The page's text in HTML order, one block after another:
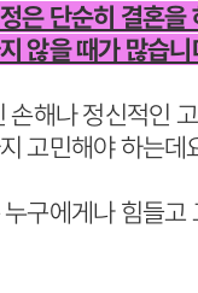
은 단순히 결혼을
않을 때가 많습니
손해나 정신적인
고민해야 하는데
구에게나 힘들고